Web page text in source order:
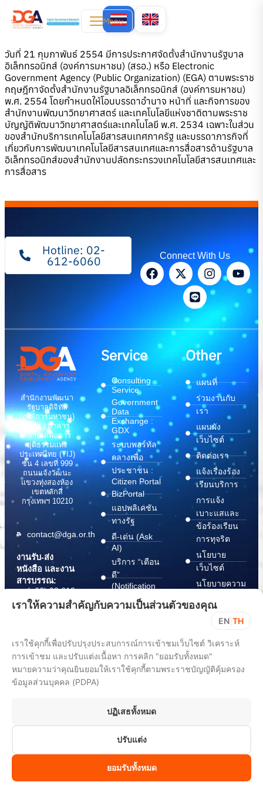
Menu
วันที่ 21 กุมภาพันธ์ 2554 มีการประกาศจัดตั้งสำนักงานรัฐบาล
อิเล็กทรอนิกส์ (องค์การมหาชน) (สรอ.) หรือ Electronic
Government Agency (Public Organization) (EGA) ตามพระราช
กฤษฎีกาจัดตั้งสำนักงานรัฐบาลอิเล็กทรอนิกส์ (องค์การมหาชน)
พ.ศ. 2554 โดยกำหนดให้โอนบรรดาอำนาจ หน้าที่ และกิจการของ
สำนักงานพัฒนาวิทยาศาสตร์ และเทคโนโลยีแห่งชาติตามพระราช
บัญญัติพัฒนาวิทยาศาสตร์และเทคโนโลยี พ.ศ. 2534 เฉพาะในส่วน
ของสำนักบริการเทคโนโลยีสารสนเทศภาครัฐ และบรรดาภารกิจที่
เกี่ยวกับการพัฒนาเทคโนโลยีสารสนเทศและการสื่อสารด้านรัฐบาล
อิเล็กทรอนิกส์ของสำนักงานปลัดกระทรวงเทคโนโลยีสารสนเทศและ
การสื่อสาร
Hotline: 02-
612-6060 Connect With Us
สำนักงานพัฒนา
รัฐบาลดิจิทัล
(องค์การมหาชน)
(สพร.) อาคาร
สถาบันเพื่อการ
ยุติธรรมแห่ง
ประเทศไทย (TIJ)
ชั้น 4 เลขที่ 999
ถนนแจ้งวัฒนะ
แขวงทุ่งสองห้อง
เขตหลักสี่
กรุงเทพฯ 10210
contact@dga.or.th
งานรับ-ส่ง
หนังสือ และงาน
สารบรรณ:
(+66) 02 612
6000
saraban@dga.or.th
Center:
(+66) 02 612
Service
Consulting
Service
Government
Data
Exchange :
GDX
ระบบพอร์ทัล
กลางเพื่อ
ประชาชน :
Citizen Portal
BizPortal
แอปพลิเคชัน
ทางรัฐ
ดี-เด่น (Ask
AI)
บริการ “เตือน
ดี”
(Notification
บริการ
(Document
Wallet)
Other
แผนที่
ร่วมงานกับ
เรา
แผนผัง
เว็บไซต์
ติดต่อเรา
แจ้งเรื่องร้อง
เรียนบริการ
การแจ้ง
เบาะแสและ
ข้อร้องเรียน
การทุจริต
นโยบาย
เว็บไซต์
นโยบายความ
ปลอดภัย
สารสนเทศ
ChangeLog
All rights reserved 2025. Digital Government Development Agency
เราให้ความสำคัญกับความเป็นส่วนตัวของคุณ
EN TH
เราใช้คุกกี้เพื่อปรับปรุงประสบการณ์การเข้าชมเว็บไซต์ วิเคราะห์
การเข้าชม และปรับแต่งเนื้อหา การคลิก "ยอมรับทั้งหมด"
หมายความว่าคุณยินยอมให้เราใช้คุกกี้ตามพระราชบัญญัติคุ้มครอง
ข้อมูลส่วนบุคคล (PDPA)
ปฏิเสธทั้งหมด
ปรับแต่ง
ยอมรับทั้งหมด